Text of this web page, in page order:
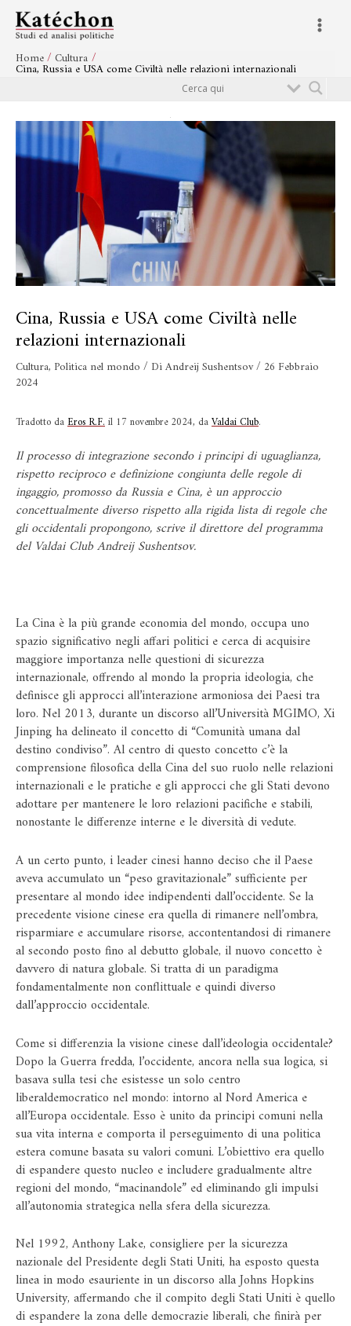
contenuto
Main
Home Cultura
Cina, Russia e USA come Civiltà nelle relazioni internazionali
Cina, Russia e USA come Civiltà nelle
relazioni internazionali
Cultura, Politica nel mondo / DiAndreij Sushentsov/ 26 Febbraio
2024
Tradotto daEros R.F.il 17 novembre 2024, daValdai Club.
Il processo di integrazione secondo i principi di uguaglianza,
rispetto reciproco e definizione congiunta delle regole di
ingaggio, promosso da Russia e Cina, è un approccio
concettualmente diverso rispetto alla rigida lista di regole che
gli occidentali propongono, scrive il direttore del programma
del Valdai Club Andreij Sushentsov.
La Cina è la più grande economia del mondo, occupa uno
spazio significativo negli affari politici e cerca di acquisire
maggiore importanza nelle questioni di sicurezza
internazionale, offrendo al mondo la propria ideologia, che
definisce gli approcci all’interazione armoniosa dei Paesi tra
loro. Nel 2013, durante un discorso all’Università MGIMO, Xi
Jinping ha delineato il concetto di “Comunità umana dal
destino condiviso”. Al centro di questo concetto c’è la
comprensione filosofica della Cina del suo ruolo nelle relazioni
internazionali e le pratiche e gli approcci che gli Stati devono
adottare per mantenere le loro relazioni pacifiche e stabili,
nonostante le differenze interne e le diversità di vedute.
A un certo punto, i leader cinesi hanno deciso che il Paese
aveva accumulato un “peso gravitazionale” sufficiente per
presentare al mondo idee indipendenti dall’occidente. Se la
precedente visione cinese era quella di rimanere nell’ombra,
risparmiare e accumulare risorse, accontentandosi di rimanere
al secondo posto fino al debutto globale, il nuovo concetto è
davvero di natura globale. Si tratta di un paradigma
fondamentalmente non conflittuale e quindi diverso
dall’approccio occidentale.
Come si differenzia la visione cinese dall’ideologia occidentale?
Dopo la Guerra fredda, l’occidente, ancora nella sua logica, si
basava sulla tesi che esistesse un solo centro
liberaldemocratico nel mondo: intorno al Nord America e
all’Europa occidentale. Esso è unito da principi comuni nella
sua vita interna e comporta il perseguimento di una politica
estera comune basata su valori comuni. L’obiettivo era quello
di espandere questo nucleo e includere gradualmente altre
regioni del mondo, “macinandole” ed eliminando gli impulsi
all’autonomia strategica nella sfera della sicurezza.
Nel 1992, Anthony Lake, consigliere per la sicurezza
nazionale del Presidente degli Stati Uniti, ha esposto questa
linea in modo esauriente in un discorso alla Johns Hopkins
University, affermando che il compito degli Stati Uniti è quello
di espandere la zona delle democrazie liberali, che finirà per
Navigazione
articoli